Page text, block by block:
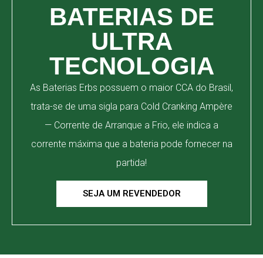
BATERIAS DE
ULTRA
TECNOLOGIA
As Baterias Erbs possuem o maior CCA do Brasil,
trata-se de uma sigla para Cold Cranking Ampère
— Corrente de Arranque a Frio, ele indica a
corrente máxima que a bateria pode fornecer na
partida!
SEJA UM REVENDEDOR